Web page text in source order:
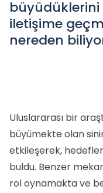
iletişime
nereden
Uluslararası bir
büyümekte olan
etkileşerek,
buldu. Benzer
rol oynamakta ve